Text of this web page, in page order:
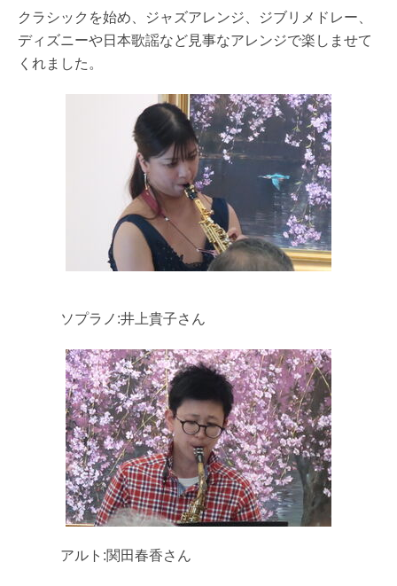
クラシックを始め、ジャズアレンジ、ジブリメドレー、
ディズニーや日本歌謡など見事なアレンジで楽しませて
くれました。
ソプラノ:井上貴子さん
アルト:関田春香さん